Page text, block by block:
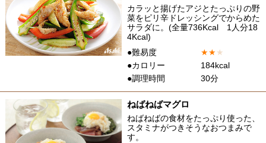
カラッと揚げたアジとたっぷりの野
菜をピリ辛ドレッシングでからめた
サラダに。(全量736Kcal 1人分18
4Kcal)
●難易度
★★★
●カロリー
184kcal
●調理時間
30分
ねばねばマグロ
ねばねばの食材をたっぷり使った、
スタミナがつきそうなおつまみで
す。